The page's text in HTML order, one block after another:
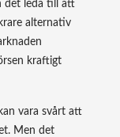
det leda till att
alternativ
kraftigt
vara svårt att
Men det